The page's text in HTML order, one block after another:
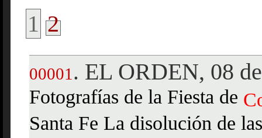
1 2
00001 . EL ORDEN, 08
Fotografías de la Fiesta de
Santa Fe La disolución de